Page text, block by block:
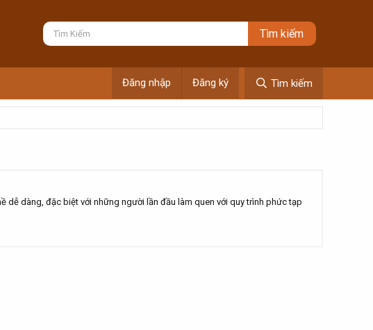
Đăng nhập Đăng ký Tìm kiếm
dễ dàng, đặc biệt với những người lần đầu làm quen với quy trình phức tạp